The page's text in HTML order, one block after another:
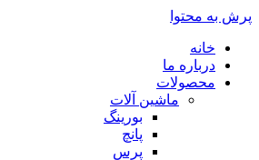
پرش به محتوا
خانه
درباره ما
محصولات
ماشین آلات
بورینگ
پانچ
پرس